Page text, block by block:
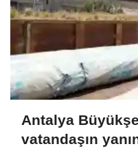
Antalya
vatandaşın